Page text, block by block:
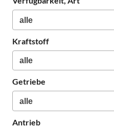
Kraftstoff
Getriebe
Antrieb